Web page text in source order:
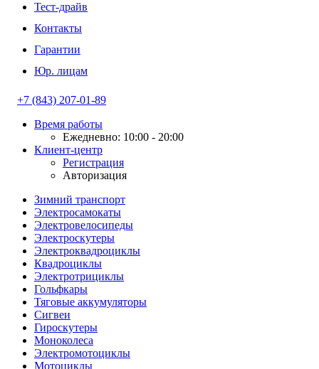
Тест-драйв
Контакты
Гарантии
Юр. лицам
+7 (843) 207-01-89
Время работы
Ежедневно: 10:00 - 20:00
Клиент-центр
Регистрация
Авторизация
Зимний транспорт
Электросамокаты
Электровелосипеды
Электроскутеры
Электроквадроциклы
Квадроциклы
Электротрициклы
Гольфкары
Тяговые аккумуляторы
Сигвеи
Гироскутеры
Моноколеса
Электромотоциклы
Мотоциклы